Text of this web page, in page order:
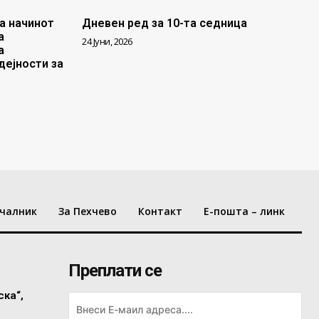
начинот
за
Дневен ред за 10-та седница
24 Јуни, 2026
За Пехчево Контакт Е-пошта – линк
Преплати се